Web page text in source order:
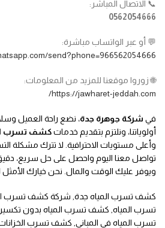
📞 الاتصال المباشر:
0562054666
💬 أو عبر الواتساب مباشرة:
send?phone=966562054666
🌐 زوروا موقعنا للمزيد من المعلومات:
https://jawharet-jeddah.com/
في شركة جوهرة جدة، نضع راحة العميل
أولوياتنا، ونلتزم بتقديم خدماتكشف تسرب
وأعلى مستويات الاحترافية. لا تترك مشكلة
تواصل معنا اليوم واحصل على حل سريع،
ويوفر عليك الوقت والمال. نحن خيارك
كشف تسرب المياه جدة, شركة كشف تسرب
تسرب المياه, كشف تسرب المياه بدون
تسرب المياه في المباني, كشف تسرب